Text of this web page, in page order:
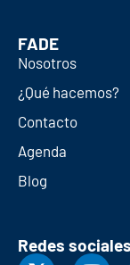
FADE
Nosotros
¿Qué hacemos?
Contacto
Agenda
Blog
Redes sociales